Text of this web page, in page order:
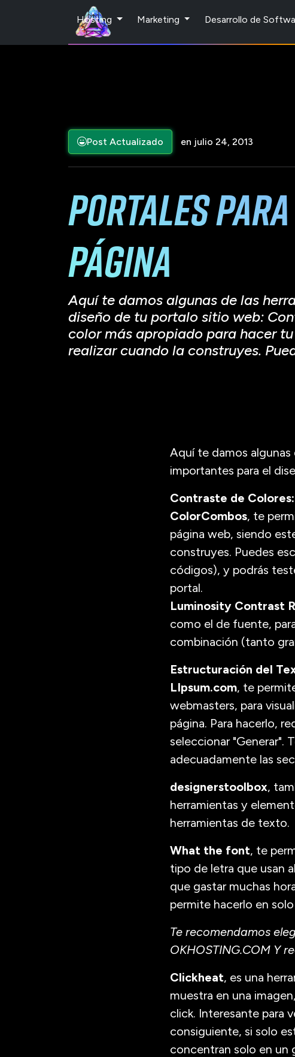
Hosting Marketing Desarrollo de
Post Actualizado en julio 24, 2013
Portales
Página
Aquí te damos algunas de las
diseño de tu portalo sitio web:
color más apropiado para hacer
realizar cuando la construyes.
Aquí te damos algunas
importantes para el
Contraste de Colores:
ColorCombos, te
página web, siendo
construyes. Puedes
códigos), y podrás
portal.
Luminosity Contrast
como el de fuente,
combinación (tanto
Estructuración del
LIpsum.com, te
webmasters, para
página. Para hacerlo,
seleccionar "Generar".
adecuadamente las
designerstoolbox,
herramientas y
herramientas de texto.
What the font, te
tipo de letra que usan
que gastar muchas
permite hacerlo en
Te recomendamos
OKHOSTING.COM Y
Clickheat, es una
muestra en una
click. Interesante para
consiguiente, si solo
concentran solo en un